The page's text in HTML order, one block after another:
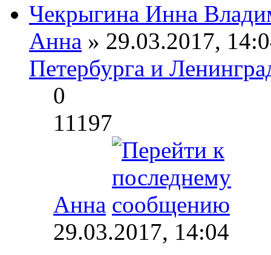
Чекрыгина Инна
Анна » 29.03.2017,
Петербурга и
0
11197
Анна
29.03.2017, 14:04